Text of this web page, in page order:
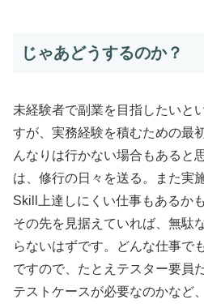
じゃあどうするのか？
未経験者で副業を目指したいと
すが、実務経験を積むための最
んなりは行かない場合もある
は、修行の日々を送る。また実
Skill上達しにくい仕事もあるか
その先を見据えていれば、無駄
らないはずです。どんな仕事で
ですので、たとえテスター要員
テストケースが必要なのかなど